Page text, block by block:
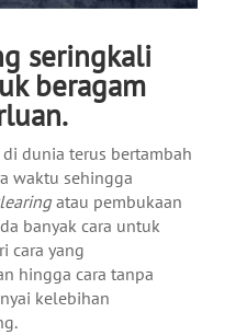
seringkali
beragam
dunia terus bertambah
waktu sehingga
atau pembukaan
banyak cara untuk
cara yang
hingga cara tanpa
kelebihan